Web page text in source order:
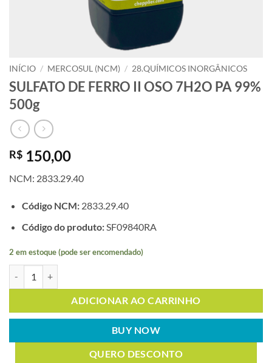
INÍCIO / MERCOSUL (NCM) / 28.QUÍMICOS INORGÂNICOS
SULFATO DE FERRO II OSO 7H2O PA 99%
500g
R$ 150,00
NCM: 2833.29.40
Código NCM:2833.29.40
Código do produto:SF09840RA
2 em estoque (pode ser encomendado)
ADICIONAR AO CARRINHO
BUY NOW
QUERO DESCONTO